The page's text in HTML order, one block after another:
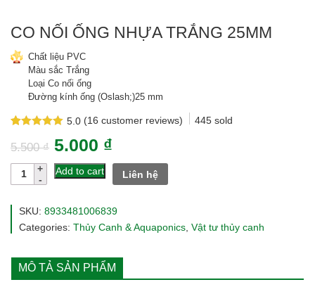
CO NỐI ỐNG NHỰA TRẮNG 25MM
Chất liệu PVC
Màu sắc Trắng
Loại Co nối ống
Đường kính ống (Oslash;)25 mm
5.0
out of 5
customer
ratings
(16 customer reviews) 445sold
5.500₫ 5.000 ₫
Co
nhựa
25mm
Add to cart Liên hệ
SKU: 8933481006839
Categories: Thủy Canh & Aquaponics, Vật tư thủy canh
MÔ TẢ SẢN PHẨM